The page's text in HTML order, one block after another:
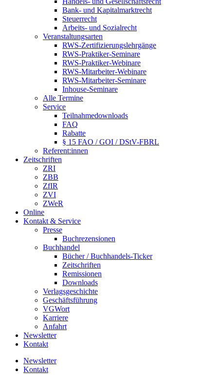
Bank- und Kapitalmarktrecht
Steuerrecht
Arbeits- und Sozialrecht
Veranstaltungsarten
RWS-Zertifizierungslehrgänge
RWS-Praktiker-Seminare
RWS-Praktiker-Webinare
RWS-Mitarbeiter-Webinare
RWS-Mitarbeiter-Seminare
Inhouse-Seminare
Alle Termine
Service
Teilnahmedownloads
FAQ
Rabatte
§ 15 FAO / GOI / DStV-FBRL
Referent:innen
Zeitschriften
ZRI
ZBB
ZfIR
ZVI
ZWeR
Online
Kontakt & Service
Presse
Buchrezensionen
Buchhandel
Bücher / Buchhandels-Ticker
Zeitschriften
Remissionen
Downloads
Verlagsgeschichte
Geschäftsführung
VGWort
Karriere
Anfahrt
Newsletter
Kontakt
Newsletter
Kontakt